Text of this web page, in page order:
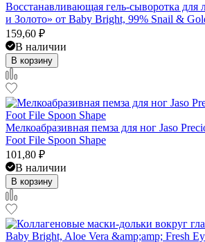
Восстанавливающая гель-сыворотка для
и Золото» от Baby Bright, 99% Snail &
159,60 ₽
В наличии
В корзину
Мелкоабразивная пемза для ног Jaso
Foot File Spoon Shape
101,80 ₽
В наличии
В корзину